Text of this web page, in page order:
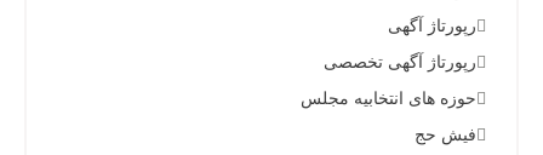
رپورتاژ آگهی
رپورتاژ آگهی تخصصی
حوزه های انتخابیه مجلس
فیش حج